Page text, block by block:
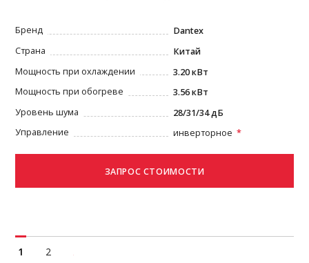
Бренд
Dantex
Страна
Китай
Мощность при охлаждении
3.20 кВт
Мощность при обогреве
3.56 кВт
Уровень шума
28/31/34 дБ
Управление
инверторное
1
2